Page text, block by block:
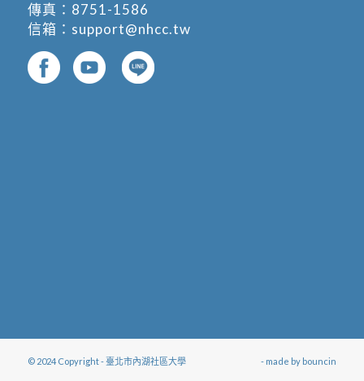
傳真：8751-1586
信箱： support@nhcc.tw
© 2024 Copyright - 臺北市內湖社區大學 - made by bouncin